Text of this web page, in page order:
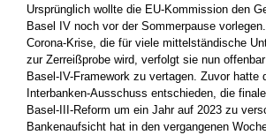
Ursprünglich wollte die EU-Kommission den
Basel IV noch vor der Sommerpause
Corona-Krise, die für viele mittelständische
zur Zerreißprobe wird, verfolgt sie nun
Basel-IV-Framework zu vertagen. Zuvor hatte
Interbanken-Ausschuss entschieden, die
Basel-III-Reform um ein Jahr auf 2023 zu
Bankenaufsicht hat in den vergangenen